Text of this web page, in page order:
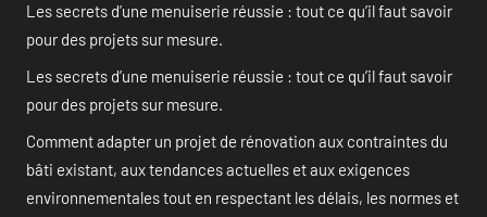
Les secrets d’une menuiserie réussie : tout ce qu’il faut savoir
pour des projets sur mesure.
Les secrets d’une menuiserie réussie : tout ce qu’il faut savoir
pour des projets sur mesure.
Comment adapter un projet de rénovation aux contraintes du
bâti existant, aux tendances actuelles et aux exigences
environnementales tout en respectant les délais, les normes et